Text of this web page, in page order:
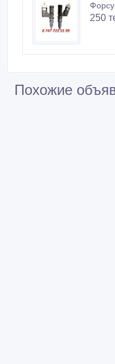
250
Похожие